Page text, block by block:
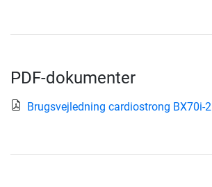
PDF-dokumenter
Brugsvejledning cardiostrong BX70i-2